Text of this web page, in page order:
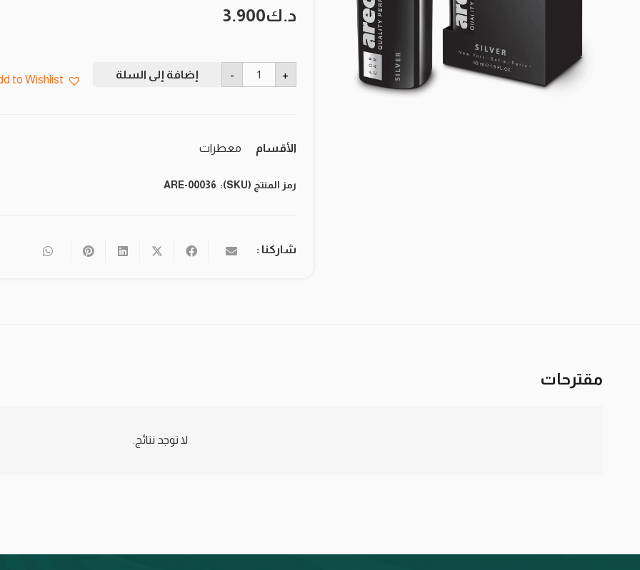
د.ك3.900
-
كمية
اريون
عطر
+ إضافة إلى السلة to Wishlist
الأقسام معطرات
رمز المنتج (SKU): ARE-00036
شاركنا :
مقترحات
لا توجد نتائج.